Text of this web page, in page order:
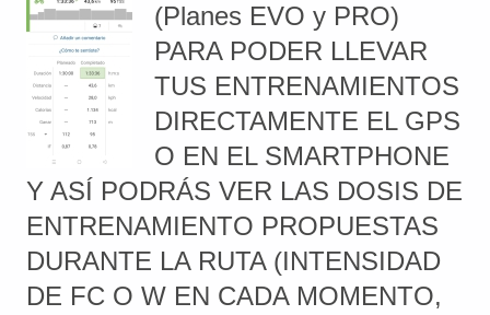
(Planes EVO y PRO)
PARA PODER LLEVAR
TUS ENTRENAMIENTOS
DIRECTAMENTE EL GPS
O EN EL SMARTPHONE
Y ASÍ PODRÁS VER LAS DOSIS DE
ENTRENAMIENTO PROPUESTAS
DURANTE LA RUTA (INTENSIDAD
DE FC O W EN CADA MOMENTO,